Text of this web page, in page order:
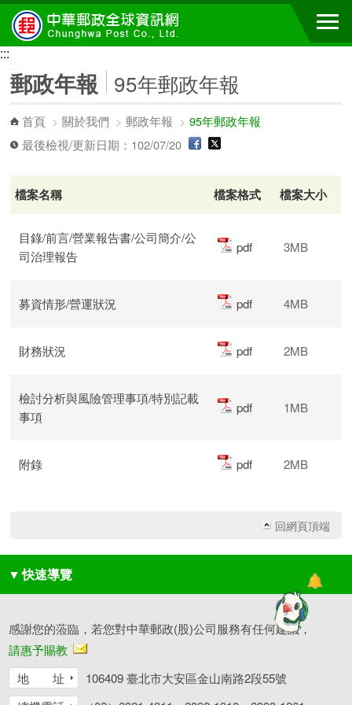
跳到主要內容區塊
:::
郵政年報 95年郵政年報
首頁 >關於我們 >郵政年報 >95年郵政年報
最後檢視/更新日期：102/07/20
檔案名稱 檔案格式 檔案大小
目錄/前言/營業報告書/公司簡介/公
司治理報告
pdf 3MB
募資情形/營運狀況 pdf 4MB
財務狀況 pdf 2MB
檢討分析與風險管理事項/特別記載
事項
pdf 1MB
附錄 pdf 2MB
回網頁頂端
▼ 快速導覽
感謝您的蒞臨，若您對中華郵政(股)公司服務有任何建議，
請惠予賜教
地 址
106409 臺北市大安區金山南路2段55號